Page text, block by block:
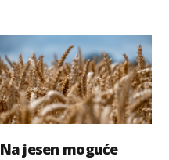
Na jesen moguće